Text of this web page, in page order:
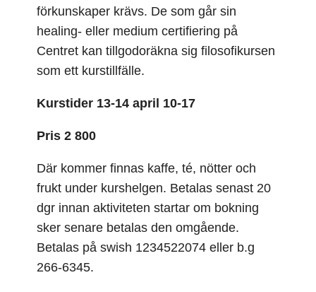
förkunskaper krävs. De som går sin
healing- eller medium certifiering på
Centret kan tillgodoräkna sig filosofikursen
som ett kurstillfälle.
Kurstider 13-14 april 10-17
Pris 2 800
Där kommer finnas kaffe, té, nötter och
frukt under kurshelgen. Betalas senast 20
dgr innan aktiviteten startar om bokning
sker senare betalas den omgående.
Betalas på swish 1234522074 eller b.g
266-6345.